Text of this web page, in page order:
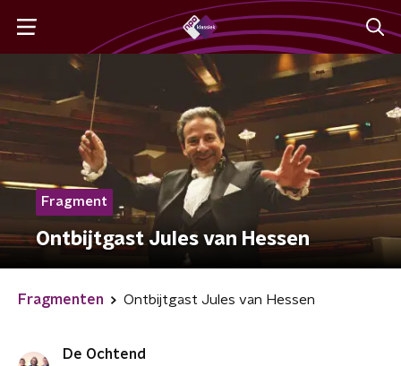
Fragment
Ontbijtgast Jules van Hessen
Fragmenten Ontbijtgast Jules van Hessen
De Ochtend